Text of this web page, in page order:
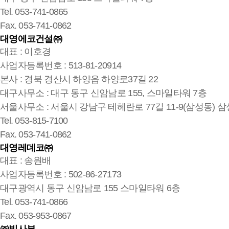
Tel. 053-741-0865
Fax. 053-741-0862
대영에코건설㈜
대표 : 이호경
사업자등록번호 : 513-81-20914
본사 : 경북 경산시 하양읍 하양로37길 22
대구사무소 : 대구 동구 신암남로 155, 스마일타워 7층
서울사무소 : 서울시 강남구 테헤란로 77길 11-9(삼성동) 삼
Tel. 053-815-7100
Fax. 053-741-0862
대영레데코㈜
대표 : 송원배
사업자등록번호 : 502-86-27173
대구광역시 동구 신암남로 155 스마일타워 6층
Tel. 053-741-0866
Fax. 053-953-0867